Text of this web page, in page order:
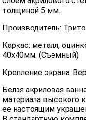
толщиной 5 мм.
Производитель:
Каркас: металл,
40х40мм. (Съемный)
Крепление экрана:
Белая акриловая
материала высокого
ее настоящим